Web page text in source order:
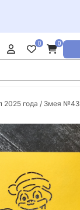
0 0
2025 года / Змея №43